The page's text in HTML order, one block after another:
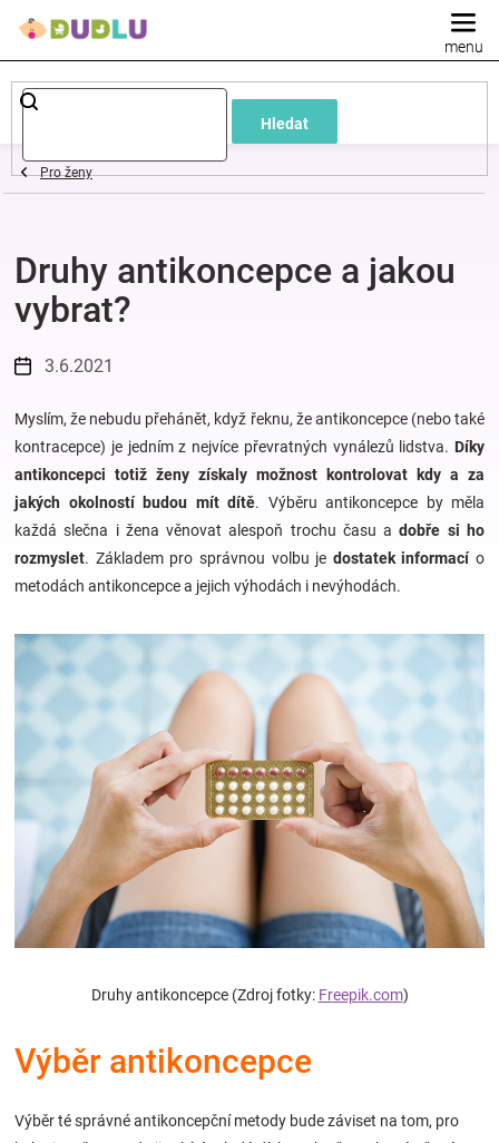
Hledat
Dětské
a
oblečení
Pokojíček
a
kojenecká
výbava
Hračky
zábava
pro
děti
Těhotenské
oblečení
Blog
Pro ženy
Druhy antikoncepce a jakou
vybrat?
3.6.2021
Myslím, že nebudu přehánět, když řeknu, že antikoncepce (nebo také
kontracepce) je jedním z nejvíce převratných vynálezů lidstva. Díky
antikoncepci totiž ženy získaly možnost kontrolovat kdy a za
jakých okolností budou mít dítě. Výběru antikoncepce by měla
každá slečna i žena věnovat alespoň trochu času a dobře si ho
rozmyslet. Základem pro správnou volbu je dostatek informacío
metodách antikoncepce a jejich výhodách i nevýhodách.
Druhy antikoncepce (Zdrojfotky: Freepik.com)
Výběr antikoncepce
Výběr té správné antikoncepční metody bude záviset na tom, pro